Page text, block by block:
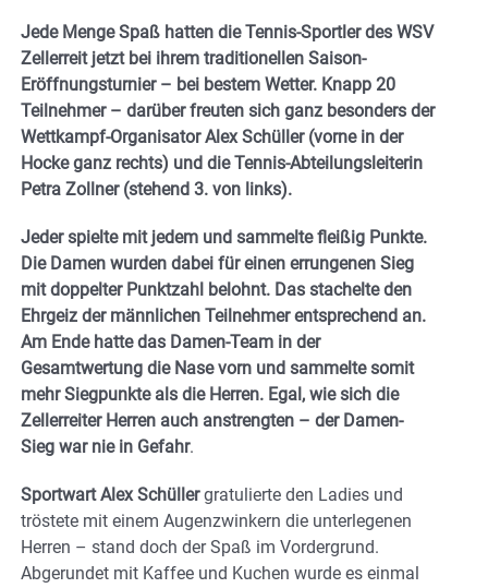
Jede Menge Spaß hatten die Tennis-Sportler des WSV
Zellerreit jetzt bei ihrem traditionellen Saison-
Eröffnungsturnier – bei bestem Wetter. Knapp 20
Teilnehmer – darüber freuten sich ganz besonders der
Wettkampf-Organisator Alex Schüller (vorne in der
Hocke ganz rechts) und die Tennis-Abteilungsleiterin
Petra Zollner (stehend 3. von links).
Jeder spielte mit jedem und sammelte fleißig Punkte.
Die Damen wurden dabei für einen errungenen Sieg
mit doppelter Punktzahl belohnt. Das stachelte den
Ehrgeiz der männlichen Teilnehmer entsprechend an.
Am Ende hatte das Damen-Team in der
Gesamtwertung die Nase vorn und sammelte somit
mehr Siegpunkte als die Herren. Egal, wie sich die
Zellerreiter Herren auch anstrengten – der Damen-
Sieg war nie in Gefahr.
Sportwart Alex Schüllergratulierte den Ladies und
tröstete mit einem Augenzwinkern die unterlegenen
Herren – stand doch der Spaß im Vordergrund.
Abgerundet mit Kaffee und Kuchen wurde es einmal